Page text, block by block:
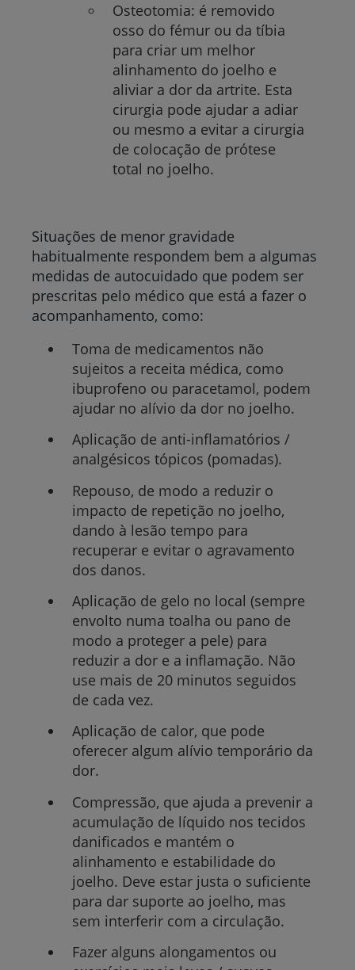
Osteotomia: é removido
osso do fémur ou da tíbia
para criar um melhor
alinhamento do joelho e
aliviar a dor da artrite. Esta
cirurgia pode ajudar a adiar
ou mesmo a evitar a cirurgia
de colocação de prótese
total no joelho.
Situações de menor gravidade
habitualmente respondem bem a algumas
medidas de autocuidado que podem ser
prescritas pelo médico que está a fazer o
acompanhamento, como:
Toma de medicamentos não
sujeitos a receita médica, como
ibuprofeno ou paracetamol, podem
ajudar no alívio da dor no joelho.
Aplicação de anti-inflamatórios /
analgésicos tópicos (pomadas).
Repouso, de modo a reduzir o
impacto de repetição no joelho,
dando à lesão tempo para
recuperar e evitar o agravamento
dos danos.
Aplicação de gelo no local (sempre
envolto numa toalha ou pano de
modo a proteger a pele) para
reduzir a dor e a inflamação. Não
use mais de 20 minutos seguidos
de cada vez.
Aplicação de calor, que pode
oferecer algum alívio temporário da
dor.
Compressão, que ajuda a prevenir a
acumulação de líquido nos tecidos
danificados e mantém o
alinhamento e estabilidade do
joelho. Deve estar justa o suficiente
para dar suporte ao joelho, mas
sem interferir com a circulação.
Fazer alguns alongamentos ou